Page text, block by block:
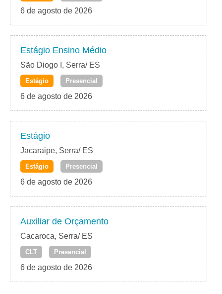
6 de agosto de 2026
Estágio Ensino Médio
São Diogo I, Serra/ ES
Estágio Presencial
6 de agosto de 2026
Estágio
Jacaraipe, Serra/ ES
Estágio Presencial
6 de agosto de 2026
Auxiliar de Orçamento
Cacaroca, Serra/ ES
CLT Presencial
6 de agosto de 2026